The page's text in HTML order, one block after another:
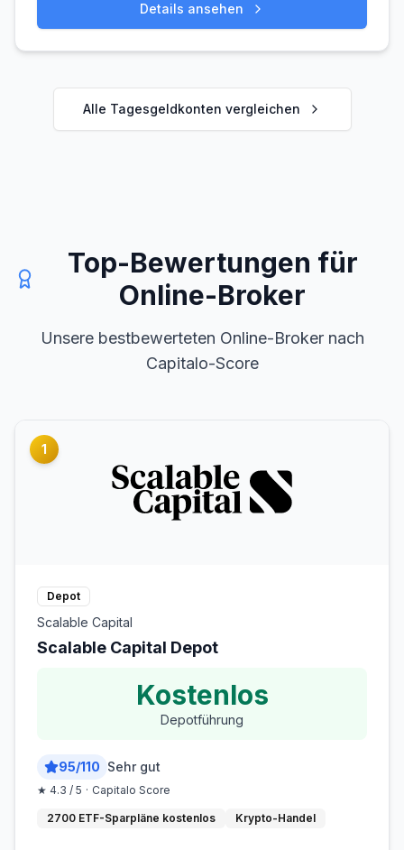
Details ansehen
Alle Tagesgeldkonten vergleichen
Top-Bewertungen für
Online-Broker
Unsere bestbewerteten Online-Broker nach
Capitalo-Score
1
Depot
Scalable Capital
Scalable Capital Depot
Kostenlos
Depotführung
95/110 Sehr gut
★ 4.3 / 5 · Capitalo Score
2700 ETF-Sparpläne kostenlos Krypto-Handel